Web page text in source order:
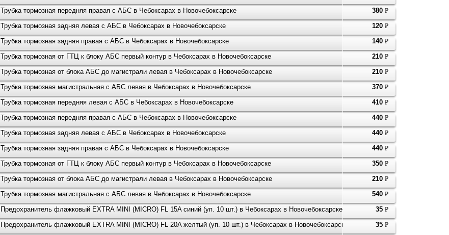
Трубка тормозная передняя правая с АБС в Чебоксарах в Новочебоксарске 380 PУБ.
Трубка тормозная задняя левая с АБС в Чебоксарах в Новочебоксарске 120 PУБ.
Трубка тормозная задняя правая с АБС в Чебоксарах в Новочебоксарске 140 PУБ.
Трубка тормозная от ГТЦ к блоку АБС первый контур в Чебоксарах в Новочебоксарске 210 PУБ.
Трубка тормозная от блока АБС до магистрали левая в Чебоксарах в Новочебоксарске 210 PУБ.
Трубка тормозная магистральная с АБС левая в Чебоксарах в Новочебоксарске 370 PУБ.
Трубка тормозная передняя левая с АБС в Чебоксарах в Новочебоксарске 410 PУБ.
Трубка тормозная передняя правая с АБС в Чебоксарах в Новочебоксарске 440 PУБ.
Трубка тормозная задняя левая с АБС в Чебоксарах в Новочебоксарске 440 PУБ.
Трубка тормозная задняя правая с АБС в Чебоксарах в Новочебоксарске 440 PУБ.
Трубка тормозная от ГТЦ к блоку АБС первый контур в Чебоксарах в Новочебоксарске 350 PУБ.
Трубка тормозная от блока АБС до магистрали левая в Чебоксарах в Новочебоксарске 210 PУБ.
Трубка тормозная магистральная с АБС левая в Чебоксарах в Новочебоксарске 540 PУБ.
Предохранитель флажковый EXTRA MINI (MICRO) FL 15A синий (уп. 10 шт.) в Чебоксарах в Новочебоксарске 35 PУБ.
Предохранитель флажковый EXTRA MINI (MICRO) FL 20A желтый (уп. 10 шт.) в Чебоксарах в Новочебоксарске 35 PУБ.